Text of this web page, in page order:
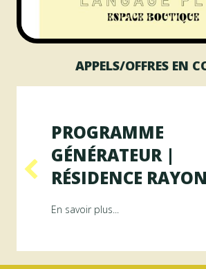
APPELS/OFFRES EN
ArAMiS
PROGRAMME
GÉNÉRATEUR |
RÉSIDENCE RAYON
En savoir plus...